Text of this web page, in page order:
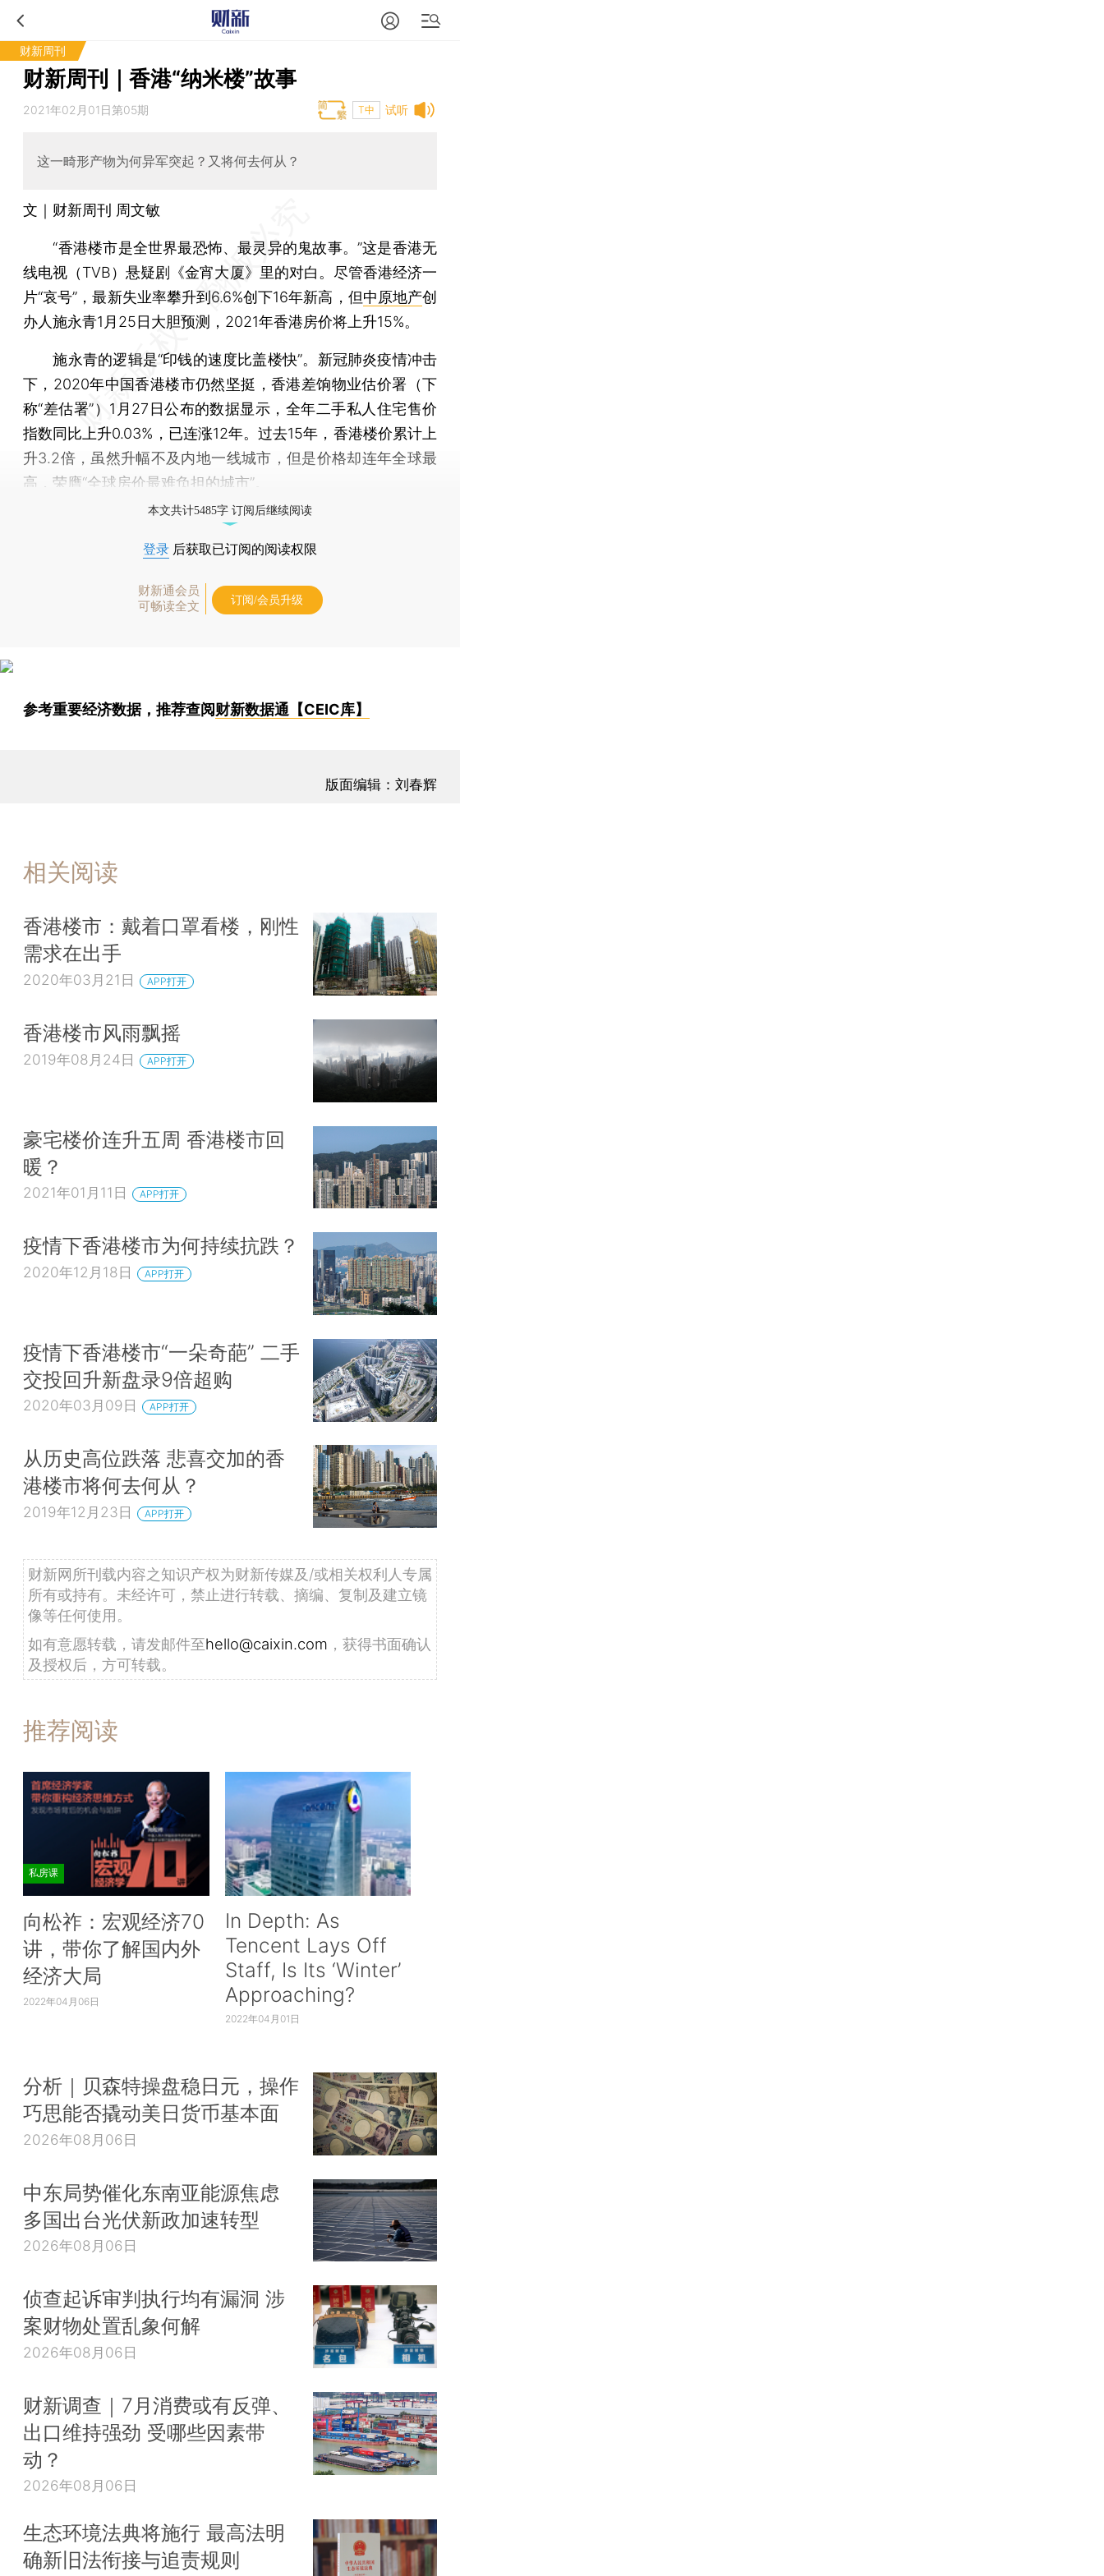
财新周刊
财新周刊｜香港“纳米楼”故事
试听
2021年02月01日第05期 T中
这一畸形产物为何异军突起？又将何去何从？
文｜财新周刊 周文敏
“香港楼市是全世界最恐怖、最灵异的鬼故事。”这是香港无
线电视（TVB）悬疑剧《金宵大厦》里的对白。尽管香港经济一
片“哀号”，最新失业率攀升到6.6%创下16年新高，但中原地产创
办人施永青1月25日大胆预测，2021年香港房价将上升15%。
施永青的逻辑是“印钱的速度比盖楼快”。新冠肺炎疫情冲击
下，2020年中国香港楼市仍然坚挺，香港差饷物业估价署（下
称“差估署”）1月27日公布的数据显示，全年二手私人住宅售价
指数同比上升0.03%，已连涨12年。过去15年，香港楼价累计上
升3.2倍，虽然升幅不及内地一线城市，但是价格却连年全球最
高，荣膺“全球房价最难负担的城市”。
本文共计5485字 订阅后继续阅读
登录 后获取已订阅的阅读权限
财新通会员
可畅读全文
订阅/会员升级
参考重要经济数据，推荐查阅财新数据通【CEIC库】
版面编辑：刘春辉
相关阅读
香港楼市：戴着口罩看楼，刚性
需求在出手
2020年03月21日 APP打开
香港楼市风雨飘摇
2019年08月24日 APP打开
豪宅楼价连升五周 香港楼市回
暖？
2021年01月11日 APP打开
疫情下香港楼市为何持续抗跌？
2020年12月18日 APP打开
疫情下香港楼市“一朵奇葩” 二手
交投回升新盘录9倍超购
2020年03月09日 APP打开
从历史高位跌落 悲喜交加的香
港楼市将何去何从？
2019年12月23日 APP打开
财新网所刊载内容之知识产权为财新传媒及/或相关权利人专属
所有或持有。未经许可，禁止进行转载、摘编、复制及建立镜
像等任何使用。
如有意愿转载，请发邮件至hello@caixin.com ，获得书面确认
及授权后，方可转载。
推荐阅读
私房课
向松祚：宏观经济70
讲，带你了解国内外
经济大局
2022年04月06日
In Depth: As
Tencent Lays Off
Staff, Is Its ‘Winter’
Approaching?
2022年04月01日
分析｜贝森特操盘稳日元，操作
巧思能否撬动美日货币基本面
2026年08月06日
中东局势催化东南亚能源焦虑
多国出台光伏新政加速转型
2026年08月06日
侦查起诉审判执行均有漏洞 涉
案财物处置乱象何解
2026年08月06日
财新调查｜7月消费或有反弹、
出口维持强劲 受哪些因素带
动？
2026年08月06日
生态环境法典将施行 最高法明
确新旧法衔接与追责规则